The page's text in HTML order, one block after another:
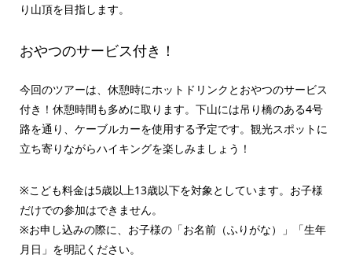
り山頂を目指します。
おやつのサービス付き！
今回のツアーは、休憩時にホットドリンクとおやつのサービス
付き！休憩時間も多めに取ります。下山には吊り橋のある4号
路を通り、ケーブルカーを使用する予定です。観光スポットに
立ち寄りながらハイキングを楽しみましょう！
※こども料金は5歳以上13歳以下を対象としています。お子様
だけでの参加はできません。
※お申し込みの際に、お子様の「お名前（ふりがな）」「生年
月日」を明記ください。